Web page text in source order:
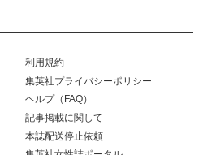
利用規約
集英社プライバシーポリシー
ヘルプ（FAQ）
記事掲載に関して
本誌配送停止依頼